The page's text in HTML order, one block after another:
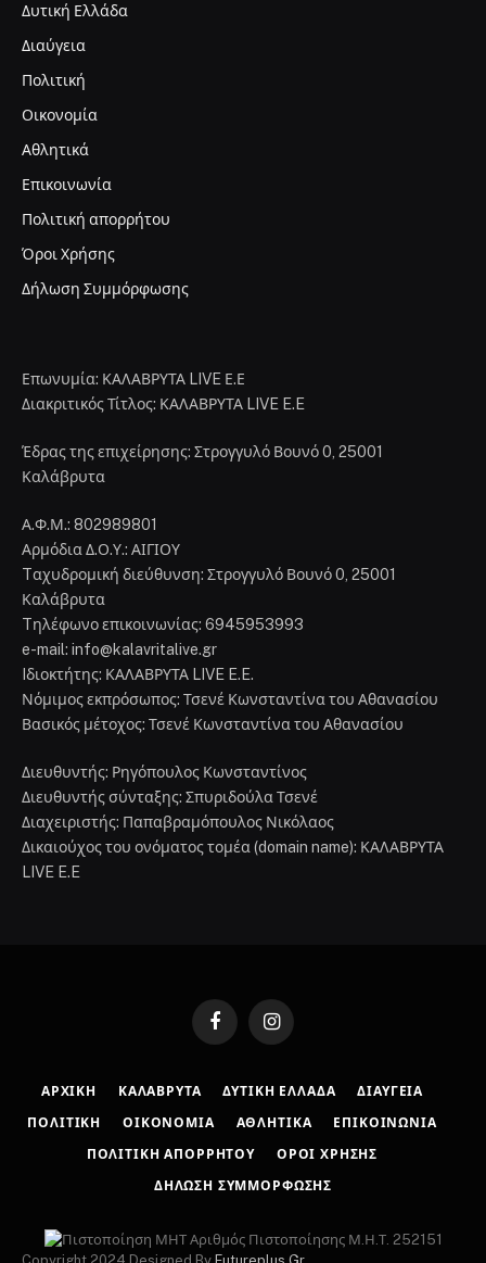
Δυτική Ελλάδα
Διαύγεια
Πολιτική
Οικονομία
Αθλητικά
Επικοινωνία
Πολιτική απορρήτου
Όροι Χρήσης
Δήλωση Συμμόρφωσης
Επωνυμία: ΚΑΛΑΒΡΥΤΑ LIVE Ε.Ε
Διακριτικός Τίτλος: ΚΑΛΑΒΡΥΤΑ LIVE E.E
Έδρας της επιχείρησης: Στρογγυλό Βουνό 0, 25001
Καλάβρυτα
Α.Φ.Μ.: 802989801
Αρμόδια Δ.Ο.Υ.: ΑΙΓΙΟΥ
Tαχυδρομική διεύθυνση: Στρογγυλό Βουνό 0, 25001
Καλάβρυτα
Tηλέφωνο επικοινωνίας: 6945953993
e-mail: info@kalavritalive.gr
Iδιοκτήτης: ΚΑΛΑΒΡΥΤΑ LIVE E.E.
Νόμιμος εκπρόσωπος: Τσενέ Κωνσταντίνα του Αθανασίου
Βασικός μέτοχος: Τσενέ Κωνσταντίνα του Αθανασίου
Διευθυντής: Ρηγόπουλος Κωνσταντίνος
Διευθυντής σύνταξης: Σπυριδούλα Τσενέ
Διαχειριστής: Παπαβραμόπουλος Νικόλαος
Δικαιούχος του ονόματος τομέα (domain name): ΚΑΛΑΒΡΥΤΑ
LIVE E.E
FacebookInstagram
ΑΡΧΙΚΉ ΚΑΛΆΒΡΥΤΑ ΔΥΤΙΚΉ ΕΛΛΆΔΑ ΔΙΑΎΓΕΙΑ
ΠΟΛΙΤΙΚΉ ΟΙΚΟΝΟΜΊΑ ΑΘΛΗΤΙΚΆ ΕΠΙΚΟΙΝΩΝΊΑ
ΠΟΛΙΤΙΚΉ ΑΠΟΡΡΉΤΟΥ ΌΡΟΙ ΧΡΉΣΗΣ
ΔΉΛΩΣΗ ΣΥΜΜΌΡΦΩΣΗΣ
Αριθμός Πιστοποίησης Μ.Η.Τ. 252151